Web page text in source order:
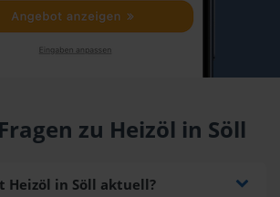
zu Heizöl in Söll
Heizöl in Söll aktuell?